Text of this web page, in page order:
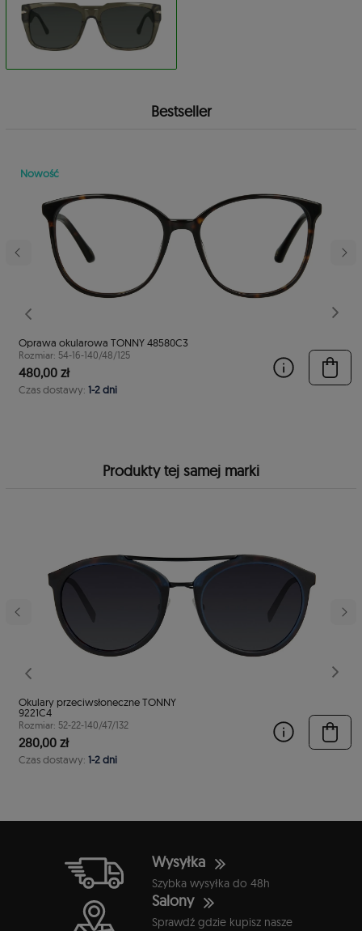
Bestseller
Poprzedni
Nowość
Oprawa okularowa TONNY 48580C3
Rozmiar: 54-16-140/48/125
480,00 zł
Czas dostawy: 1-2 dni
Produkty tej samej marki
Poprzedni
Okulary przeciwsłoneczne TONNY
9221C4
Rozmiar: 52-22-140/47/132
280,00 zł
Czas dostawy: 1-2 dni
Wysyłka
Szybka wysyłka do 48h
Salony
Sprawdź gdzie kupisz nasze